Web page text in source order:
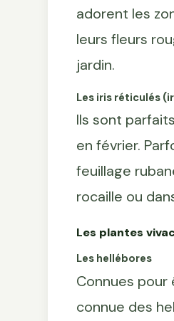
adorent les
leurs fleurs
jardin.
Les iris réticulés
Ils sont
en février.
feuillage
rocaille ou
Les plantes
Les hellébores
Connues pour
connue des